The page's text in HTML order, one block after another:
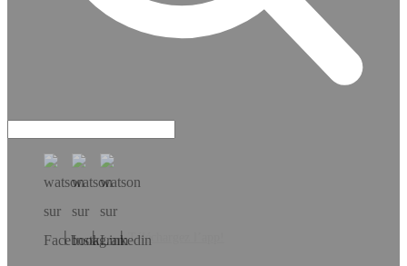
Téléchargez l’app!